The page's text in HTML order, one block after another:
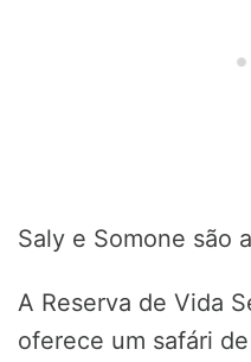
Saly e Somone são
A Reserva de Vida
oferece um safári